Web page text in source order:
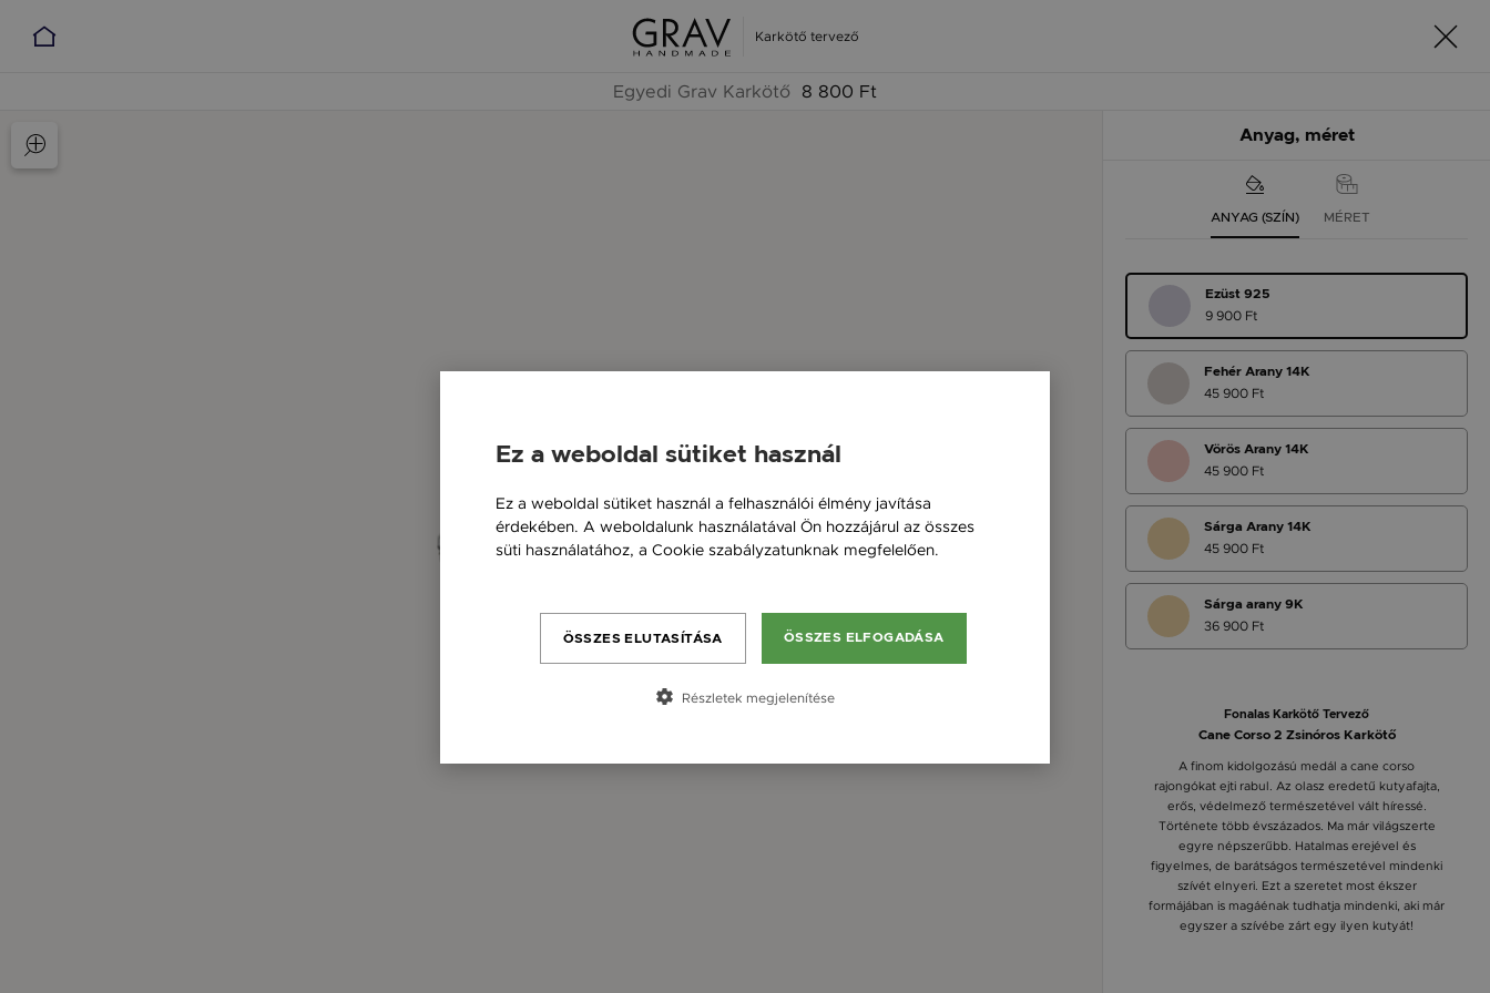
Karkötő tervező
Egyedi Grav Karkötő 8 800 Ft
Anyag, méret
ANYAG (SZÍN) MÉRET
Ezüst 925
9 900 Ft
Fehér Arany 14K
45 900 Ft
Vörös Arany 14K
45 900 Ft
Sárga Arany 14K
45 900 Ft
Sárga arany 9K
36 900 Ft
Fonalas Karkötő Tervező
Cane Corso 2 Zsinóros Karkötő
A finom kidolgozású medál a cane corso
rajongókat ejti rabul. Az olasz eredetű kutyafajta,
erős, védelmező természetével vált híressé.
Története több évszázados. Ma már világszerte
egyre népszerűbb. Hatalmas erejével és
figyelmes, de barátságos természetével mindenki
szívét elnyeri. Ezt a szeretet most ékszer
formájában is magáénak tudhatja mindenki, aki már
egyszer a szívébe zárt egy ilyen kutyát!
Ez a weboldal sütiket használ
Ez a weboldal sütiket használ a felhasználói élmény javítása
érdekében. A weboldalunk használatával Ön hozzájárul az összes
süti használatához, a Cookie szabályzatunknak megfelelően.
ÖSSZES ELFOGADÁSA
ÖSSZES ELUTASÍTÁSA
Részletek megjelenítése